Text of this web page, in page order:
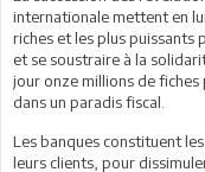
internationale mettent en
riches et les plus puissants
et se soustraire à la
jour onze millions de fiches
dans un paradis fiscal.
Les banques constituent
leurs clients, pour